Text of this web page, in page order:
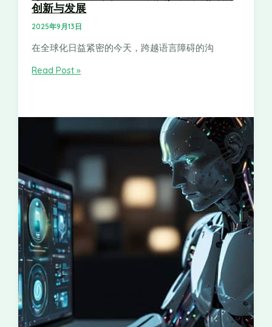
创新与发展
2025年9月13日
在全球化日益紧密的今天，跨越语言障碍的沟
Read Post »